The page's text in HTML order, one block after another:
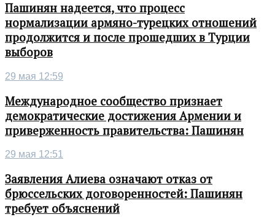
Пашинян надеется, что процесс
нормализации армяно-турецких отношений
продолжится и после прошедших в Турции
выборов
29 мая 12:59
Международное сообщество признает
демократические достижения Армении и
приверженность правительства: Пашинян
29 мая 12:51
Заявления Алиева означают отказ от
брюссельских договоренностей: Пашинян
требует объяснений